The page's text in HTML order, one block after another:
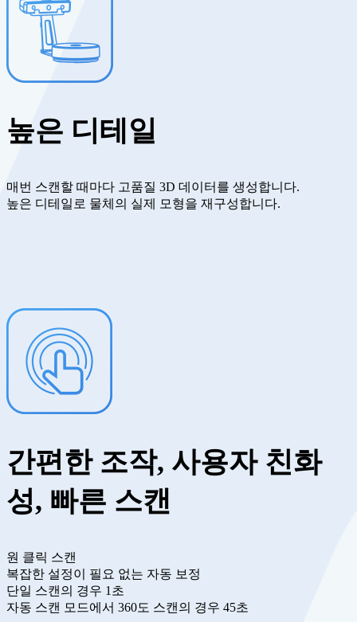
높은 디테일
매번 스캔할 때마다 고품질 3D 데이터를 생성합니다.
높은 디테일로 물체의 실제 모형을 재구성합니다.
간편한 조작, 사용자 친화
성, 빠른 스캔
원 클릭 스캔
복잡한 설정이 필요 없는 자동 보정
단일 스캔의 경우 1초
자동 스캔 모드에서 360도 스캔의 경우 45초